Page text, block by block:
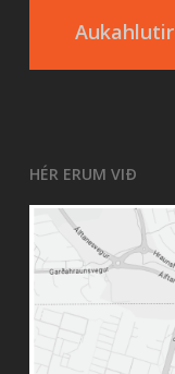
Aukahlutir
HÉR ERUM VIÐ